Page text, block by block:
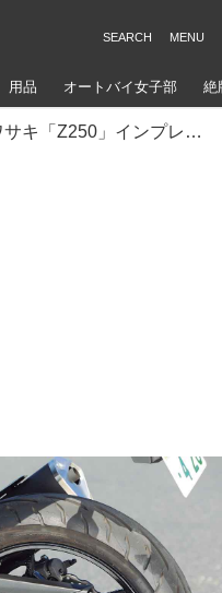
用品 オートバイ女子部 絶
カワサキ「Z250」インプレ（2021年）街乗りから高速道路・ワインディングまで徹底テスト、250ccZの走り心地をレビュー